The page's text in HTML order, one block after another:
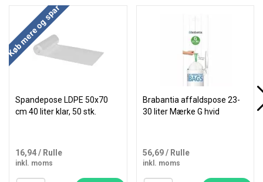
Køb mere og spar
Spandepose LDPE 50x70
cm 40 liter klar, 50 stk.
16,94/ Rulle
inkl. moms
Brabantia affaldspose 23-
30 liter Mærke G hvid
56,69/ Rulle
inkl. moms